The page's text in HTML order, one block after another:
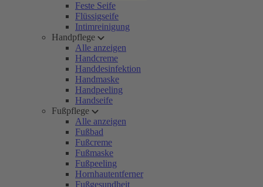
Feste Seife
Flüssigseife
Intimreinigung
Handpflege
Alle anzeigen
Handcreme
Handdesinfektion
Handmaske
Handpeeling
Handseife
Fußpflege
Alle anzeigen
Fußbad
Fußcreme
Fußmaske
Fußpeeling
Hornhautentferner
Fußgesundheit